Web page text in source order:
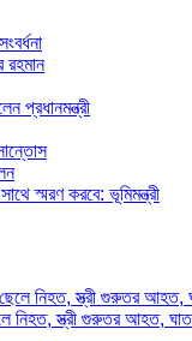
রহমান
প্রধানমন্ত্রী
স্মরণ করবে: ভূমিমন্ত্রী
নিহত, স্ত্রী গুরুতর আহত,